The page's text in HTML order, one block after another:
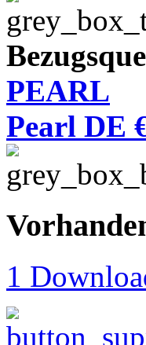
PEARL
Pearl DE
1